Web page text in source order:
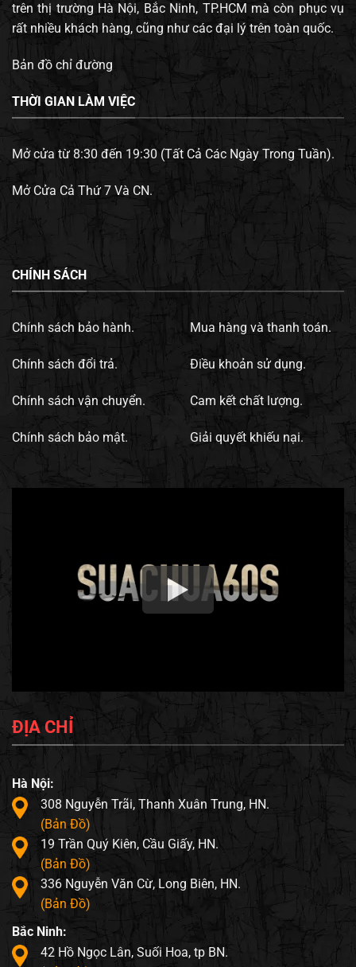
trên thị trường Hà Nội, Bắc Ninh, TP.HCM mà còn phục vụ
rất nhiều khách hàng, cũng như các đại lý trên toàn quốc.
Bản đồ chỉ đường
THỜI GIAN LÀM VIỆC
Mở cửa từ 8:30 đến 19:30 (Tất Cả Các Ngày Trong Tuần).
Mở Cửa Cả Thứ 7 Và CN.
CHÍNH SÁCH
Chính sách bảo hành.
Chính sách đổi trả.
Chính sách vận chuyển.
Chính sách bảo mật.
Mua hàng và thanh toán.
Điều khoản sử dụng.
Cam kết chất lượng.
Giải quyết khiếu nại.
ĐỊA CHỈ
Hà Nội:
308 Nguyễn Trãi, Thanh Xuân Trung, HN.
(Bản Đồ)
19 Trần Quý Kiên, Cầu Giấy, HN.
(Bản Đồ)
336 Nguyễn Văn Cừ, Long Biên, HN.
(Bản Đồ)
Bắc Ninh:
42 Hồ Ngọc Lân, Suối Hoa, tp BN.